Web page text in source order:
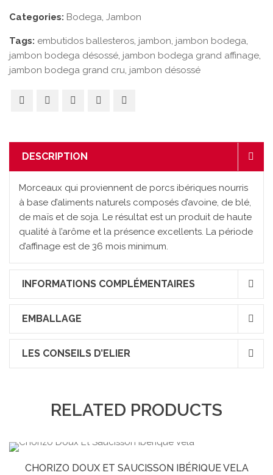
Categories: Bodega, Jambon
Tags: embutidos ballesteros, jambon, jambon bodega,
jambon bodega désossé, jambon bodega grand affinage,
jambon bodega grand cru, jambon désossé
DESCRIPTION
Morceaux qui proviennent de porcs ibériques nourris
à base d’aliments naturels composés d’avoine, de blé,
de maïs et de soja. Le résultat est un produit de haute
qualité à l’arôme et la présence excellents. La période
d’affinage est de 36 mois minimum.
INFORMATIONS COMPLÉMENTAIRES
EMBALLAGE
LES CONSEILS D’ELIER
RELATED PRODUCTS
CHORIZO DOUX ET SAUCISSON IBÉRIQUE VELA